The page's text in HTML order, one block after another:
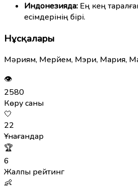
Индонезияда: Ең кең
есімдерінің бірі.
Нұсқалары
Мәриям, Мерйем, Мэри, Мария,
👁
2580
Көру саны
🤍
22
Ұнағандар
🏆
6
Жалпы рейтинг
👶